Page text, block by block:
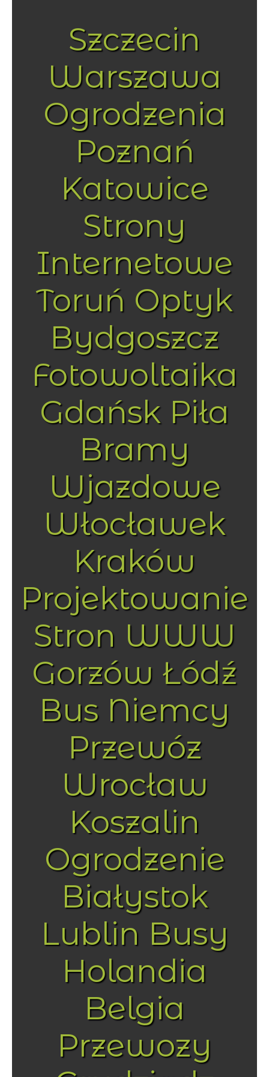
Szczecin
Warszawa
Ogrodzenia
Poznań
Katowice
Strony
Internetowe
Toruń Optyk
Bydgoszcz
Fotowoltaika
Gdańsk Piła
Bramy
Wjazdowe
Włocławek
Kraków
Projektowanie
Stron WWW
Gorzów Łódź
Bus Niemcy
Przewóz
Wrocław
Koszalin
Ogrodzenie
Białystok
Lublin Busy
Holandia
Belgia
Przewozy